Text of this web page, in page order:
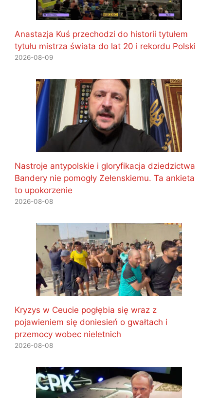
Anastazja Kuś przechodzi do historii tytułem
tytułu mistrza świata do lat 20 i rekordu Polski
2026-08-09
Nastroje antypolskie i gloryfikacja dziedzictwa
Bandery nie pomogły Zełenskiemu. Ta ankieta
to upokorzenie
2026-08-08
Kryzys w Ceucie pogłębia się wraz z
pojawieniem się doniesień o gwałtach i
przemocy wobec nieletnich
2026-08-08